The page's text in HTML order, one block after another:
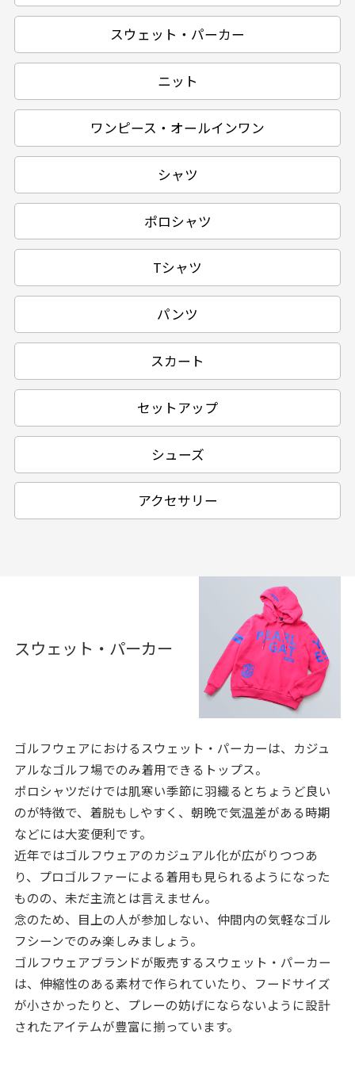
スウェット・パーカー
ニット
ワンピース・オールインワン
シャツ
ポロシャツ
Tシャツ
パンツ
スカート
セットアップ
シューズ
アクセサリー
スウェット・パーカー
ゴルフウェアにおけるスウェット・パーカーは、カジュ
アルなゴルフ場でのみ着用できるトップス。
ポロシャツだけでは肌寒い季節に羽織るとちょうど良い
のが特徴で、着脱もしやすく、朝晩で気温差がある時期
などには大変便利です。
近年ではゴルフウェアのカジュアル化が広がりつつあ
り、プロゴルファーによる着用も見られるようになった
ものの、未だ主流とは言えません。
念のため、目上の人が参加しない、仲間内の気軽なゴル
フシーンでのみ楽しみましょう。
ゴルフウェアブランドが販売するスウェット・パーカー
は、伸縮性のある素材で作られていたり、フードサイズ
が小さかったりと、プレーの妨げにならないように設計
されたアイテムが豊富に揃っています。